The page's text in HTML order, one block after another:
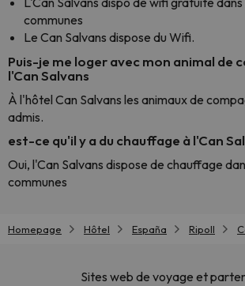
communes
Le Can Salvans dispose du Wifi.
Puis-je me loger avec mon animal de
l'Can Salvans
À l'hôtel Can Salvans les animaux de
admis.
est-ce qu'il y a du chauffage à l'Can
Oui, l'Can Salvans dispose de chauffage
communes
Homepage Hôtel España Ripoll
Sites web de voyage et